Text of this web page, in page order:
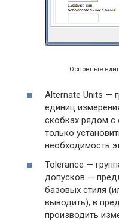
Основные
Alternate Units —
единиц
скобках рядом с
только
необходимость
Tolerance —
допусков —
базовых стиля
выводить), в
производить